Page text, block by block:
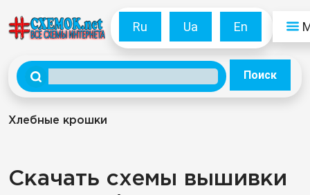
Ru Ua En
Поиск
Хлебные крошки
Скачать схемы вышивки